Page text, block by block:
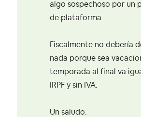
algo sospechoso por un
de plataforma.
Fiscalmente no debería
nada porque sea
temporada al final va
IRPF y sin IVA.
Un saludo.